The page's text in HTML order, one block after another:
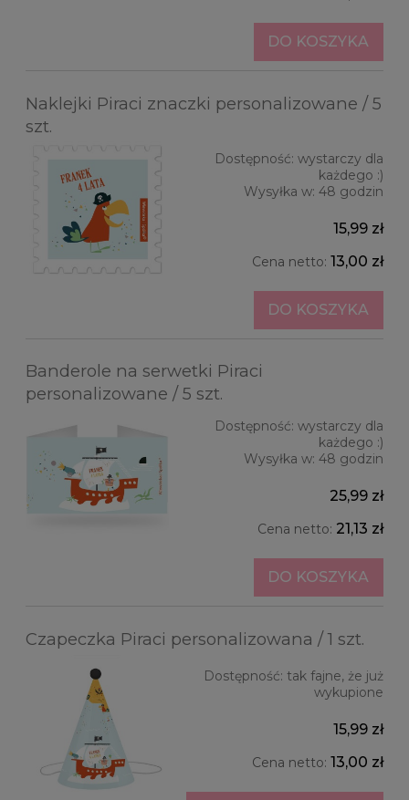
DO KOSZYKA
Naklejki Piraci znaczki personalizowane / 5
szt.
Dostępność: wystarczy dla
każdego :)
Wysyłka w: 48 godzin
15,99 zł
Cena netto: 13,00 zł
DO KOSZYKA
Banderole na serwetki Piraci
personalizowane / 5 szt.
Dostępność: wystarczy dla
każdego :)
Wysyłka w: 48 godzin
25,99 zł
Cena netto: 21,13 zł
DO KOSZYKA
Czapeczka Piraci personalizowana / 1 szt.
Dostępność: tak fajne, że już
wykupione
15,99 zł
Cena netto: 13,00 zł